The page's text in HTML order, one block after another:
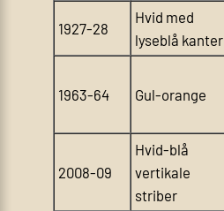
1927-28
Hvid med
lyseblå kanter
1963-64 Gul-orange
2008-09
Hvid-blå
vertikale
striber